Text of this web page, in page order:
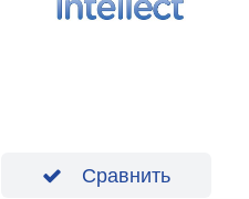
Сравнить